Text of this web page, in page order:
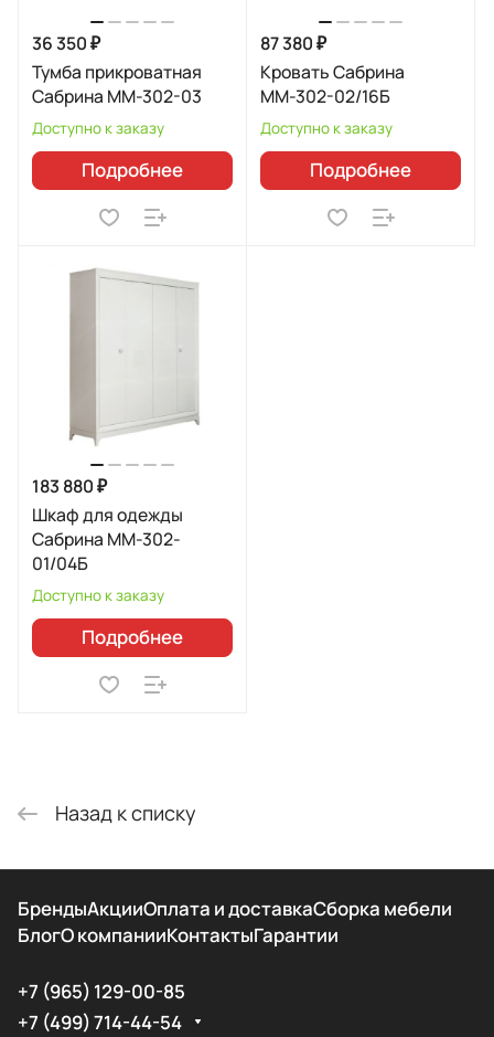
36 350 ₽
Тумба прикроватная
Сабрина ММ-302-03
Доступно к заказу
Подробнее
87 380 ₽
Кровать Сабрина
ММ-302-02/16Б
Доступно к заказу
Подробнее
183 880 ₽
Шкаф для одежды
Сабрина ММ-302-
01/04Б
Доступно к заказу
Подробнее
Назад к списку
БрендыАкцииОплата и доставкаСборка мебели
БлогО компанииКонтактыГарантии
+7 (965) 129-00-85
+7 (499) 714-44-54